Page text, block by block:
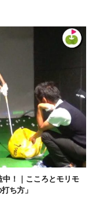
中！｜こころとモリモ
ち方」